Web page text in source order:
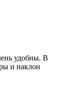
удобны. В
и наклон